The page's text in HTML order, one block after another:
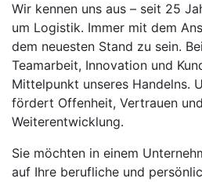
Wir kennen uns aus – seit 25
um Logistik. Immer mit dem
dem neuesten Stand zu sein.
Teamarbeit, Innovation und
Mittelpunkt unseres Handelns.
fördert Offenheit, Vertrauen
Weiterentwicklung.
Sie möchten in einem
auf Ihre berufliche und